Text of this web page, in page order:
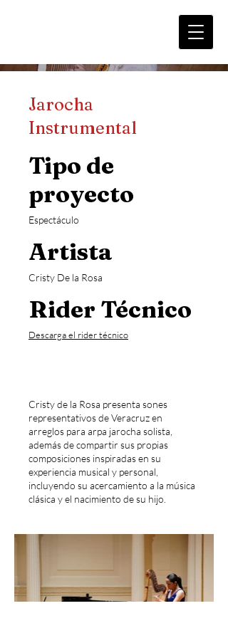
Jarocha
Instrumental
Tipo de
proyecto
Espectáculo
Artista
Cristy De la Rosa
Rider Técnico
Descarga el rider técnico
Cristy de la Rosa presenta sones
representativos de Veracruz en
arreglos para arpa jarocha solista,
además de compartir sus propias
composiciones inspiradas en su
experiencia musical y personal,
incluyendo su acercamiento a la música
clásica y el nacimiento de su hijo.